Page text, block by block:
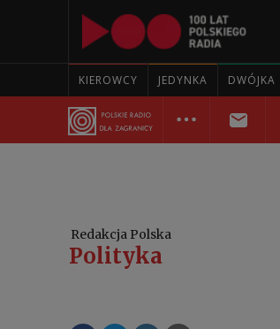
KIEROWCY JEDYNKA DWÓJKA
Redakcja Polska
Polityka